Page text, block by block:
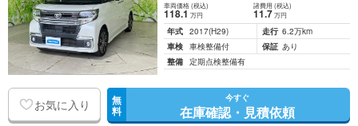
車両価格(税込)
118.1万円
諸費用 (税込)
11.7 万円
年式 2017(H29) 走行 6.2万km
車検 車検整備付 保証 あり
整備 定期点検整備有
お気に入り 無
料
今すぐ
在庫確認・見積依頼